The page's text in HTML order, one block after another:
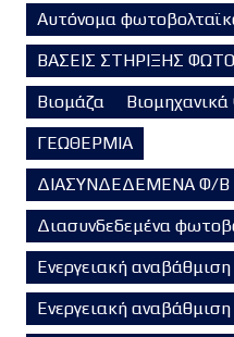
Αυτόνομα
ΒΑΣΕΙΣ ΣΤΗΡΙΞΗΣ
Βιομάζα
ΓΕΩΘΕΡΜΙΑ
ΔΙΑΣΥΝΔΕΔΕΜΕΝΑ Φ/
Διασυνδεδεμένα
Ενεργειακή
Ενεργειακή